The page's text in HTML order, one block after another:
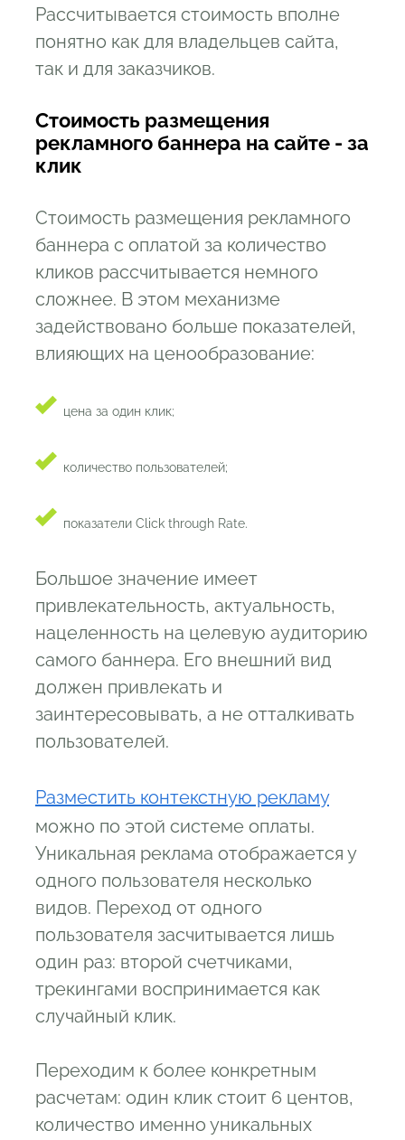
Рассчитывается стоимость вполне
понятно как для владельцев сайта,
так и для заказчиков.
Стоимость размещения
рекламного баннера на сайте - за
клик
Стоимость размещения рекламного
баннера с оплатой за количество
кликов рассчитывается немного
сложнее. В этом механизме
задействовано больше показателей,
влияющих на ценообразование:
цена за один клик;
количество пользователей;
показатели Click through Rate.
Большое значение имеет
привлекательность, актуальность,
нацеленность на целевую аудиторию
самого баннера. Его внешний вид
должен привлекать и
заинтересовывать, а не отталкивать
пользователей.
Разместить контекстную рекламу
можно по этой системе оплаты.
Уникальная реклама отображается у
одного пользователя несколько
видов. Переход от одного
пользователя засчитывается лишь
один раз: второй счетчиками,
трекингами воспринимается как
случайный клик.
Переходим к более конкретным
расчетам: один клик стоит 6 центов,
количество именно уникальных